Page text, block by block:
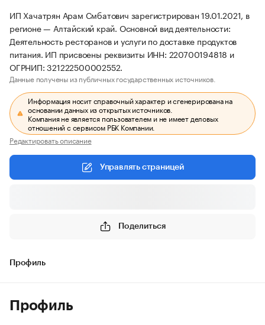
ИП Хачатрян Арам Смбатович зарегистрирован 19.01.2021, в
регионе — Алтайский край. Основной вид деятельности:
Деятельность ресторанов и услуги по доставке продуктов
питания. ИП присвоены реквизиты ИНН: 220700194818 и
ОГРНИП: 321222500002552.
Данные получены из публичных государственных источников.
Информация носит справочный характер и сгенерирована на
основании данных из открытых источников.
Компания не является пользователем и не имеет деловых
отношений с сервисом РБК Компании.
Редактировать описание
Управлять страницей
Поделиться
Профиль
Профиль